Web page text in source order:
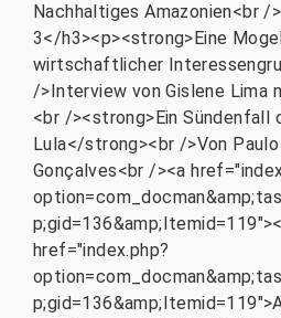
Nachhaltiges Amazonien<br /
3</h3><p><strong>Eine
wirtschaftlicher
/>Interview von Gislene Lima
<br /><strong>Ein Sündenfall
Lula</strong><br />Von
Gonçalves<br /><a
href="index.php?